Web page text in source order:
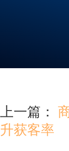
上一篇：
升获客率